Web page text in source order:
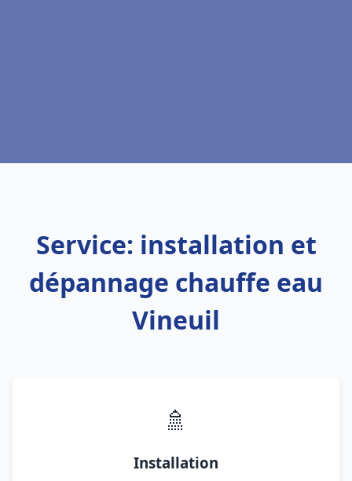
Service: installation et
dépannage chauffe eau
Vineuil
🚿
Installation